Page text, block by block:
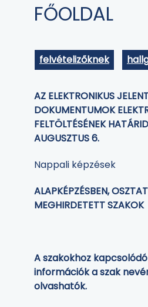
FŐOLDAL
felvételizőknek
AZ ELEKTRONIKUS
DOKUMENTUMOK
FELTÖLTÉSÉNEK
AUGUSZTUS 6.
Nappali képzések
ALAPKÉPZÉSBEN,
MEGHIRDETETT SZAKOK
A szakokhoz
információk a szak
olvashatók.